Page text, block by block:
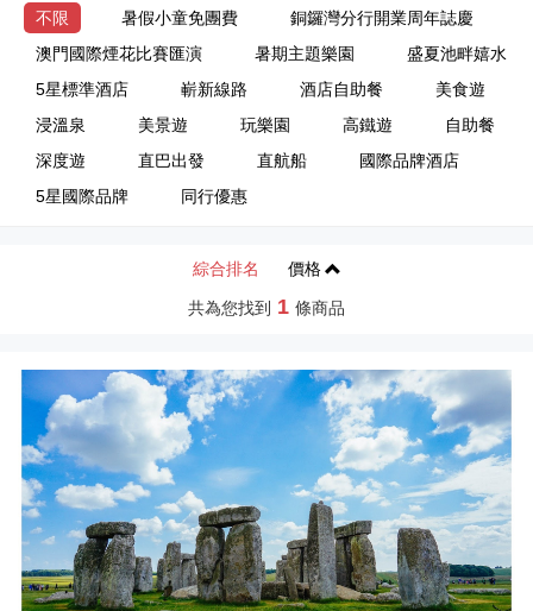
不限 暑假小童免團費
銅鑼灣分行開業周年誌慶
澳門國際煙花比賽匯演
暑期主題樂園
盛夏池畔嬉水
5星標準酒店
嶄新線路 酒店自助餐
美食遊
浸溫泉
美景遊 玩樂園 高鐵遊
自助餐
深度遊
直巴出發 直航船
國際品牌酒店
5星國際品牌
同行優惠
綜合排名 價格
共為您找到 1 條商品